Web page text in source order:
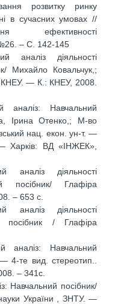
розвитку ринку
в сучасних умовах //
ефективності
– С. 142-145
аналіз діяльності
Михайло Ковальчук,;
КНЕУ. — К.: КНЕУ, 2008.
аналіз: Навчальний
Ірина Отенко,; М-во
нац. екон. ун-т. —
Харків: ВД «ІНЖЕК»,
аналіз діяльності
посібник/ Глафіра
– 653 с.
аналіз діяльності
посібник / Глафіра
аналіз: Навчальний
4-те вид. стереотип..
– 341с.
Навчальний посібник/
України , ЗНТУ. —